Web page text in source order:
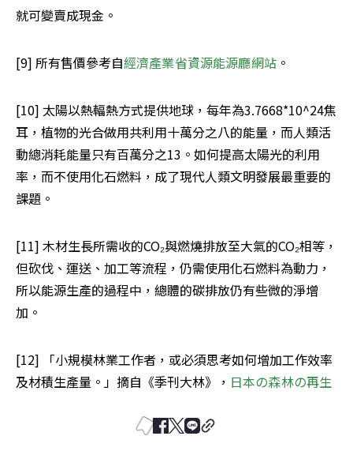
就可變賣成現金。
[9] 所有售價參考自經濟產業省資源能源廳網站。
[10] 太陽以熱輻熱方式提供地球，每年為3.7668*10^24焦
耳，植物的光合做用共利用十萬分之八的能量，而人類活
動總消耗能量只有百萬分之13。如何提高太陽光的利用
率，而不使用化石燃料，成了現代人類文明發展最重要的
課題。
[11] 木材生長所需收的CO₂與燃燒排放至大氣的CO₂相等，
但砍伐、運送、加工等流程，仍需使用化石燃料為動力，
所以能源生產的過程中，總體的碳排放仍有些微的淨增
加。
[12] 「小規模林業工作者，或必須思考如何增加工作效率
及材積生產量。」摘自《季刊大林》， 日本の森林の再生